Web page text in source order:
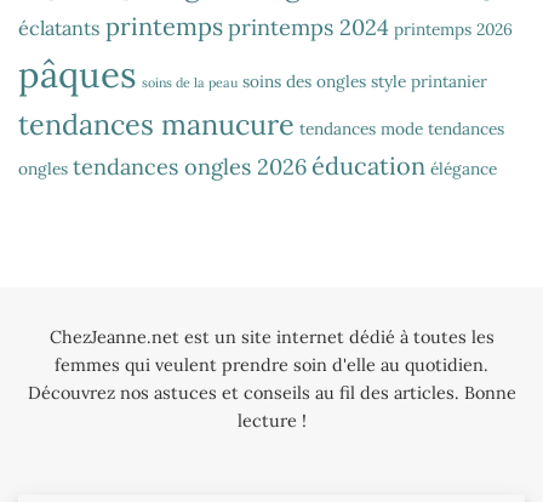
éclatants printempsprintemps 2024 printemps 2026
pâques soins de la peau soins des ongles style printanier
tendances manucure tendances mode tendances
ongles tendances ongles 2026 éducation élégance
ChezJeanne.net est un site internet dédié à toutes les
femmes qui veulent prendre soin d'elle au quotidien.
Découvrez nos astuces et conseils au fil des articles. Bonne
lecture !